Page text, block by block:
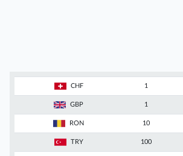
CHF 1
GBP 1
RON 10
TRY 100